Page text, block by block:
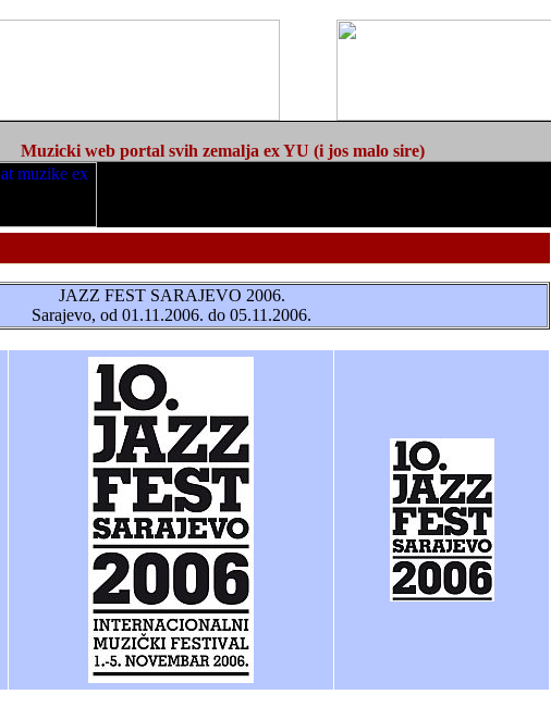
Muzicki web portal svih zemalja ex YU (i jos malo sire)
JAZZ FEST SARAJEVO 2006.
Sarajevo, od 01.11.2006. do 05.11.2006.